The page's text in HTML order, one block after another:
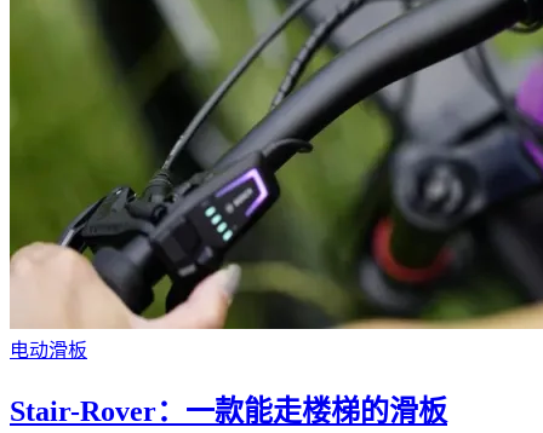
电动滑板
Stair-Rover：一款能走楼梯的滑板